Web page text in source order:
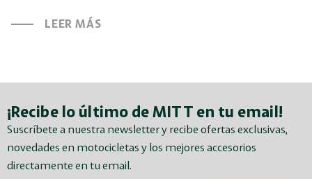
LEER MÁS
¡Recibe lo último de MITT en tu email!
Suscríbete a nuestra newsletter y recibe ofertas exclusivas,
novedades en motocicletas y los mejores accesorios
directamente en tu email.